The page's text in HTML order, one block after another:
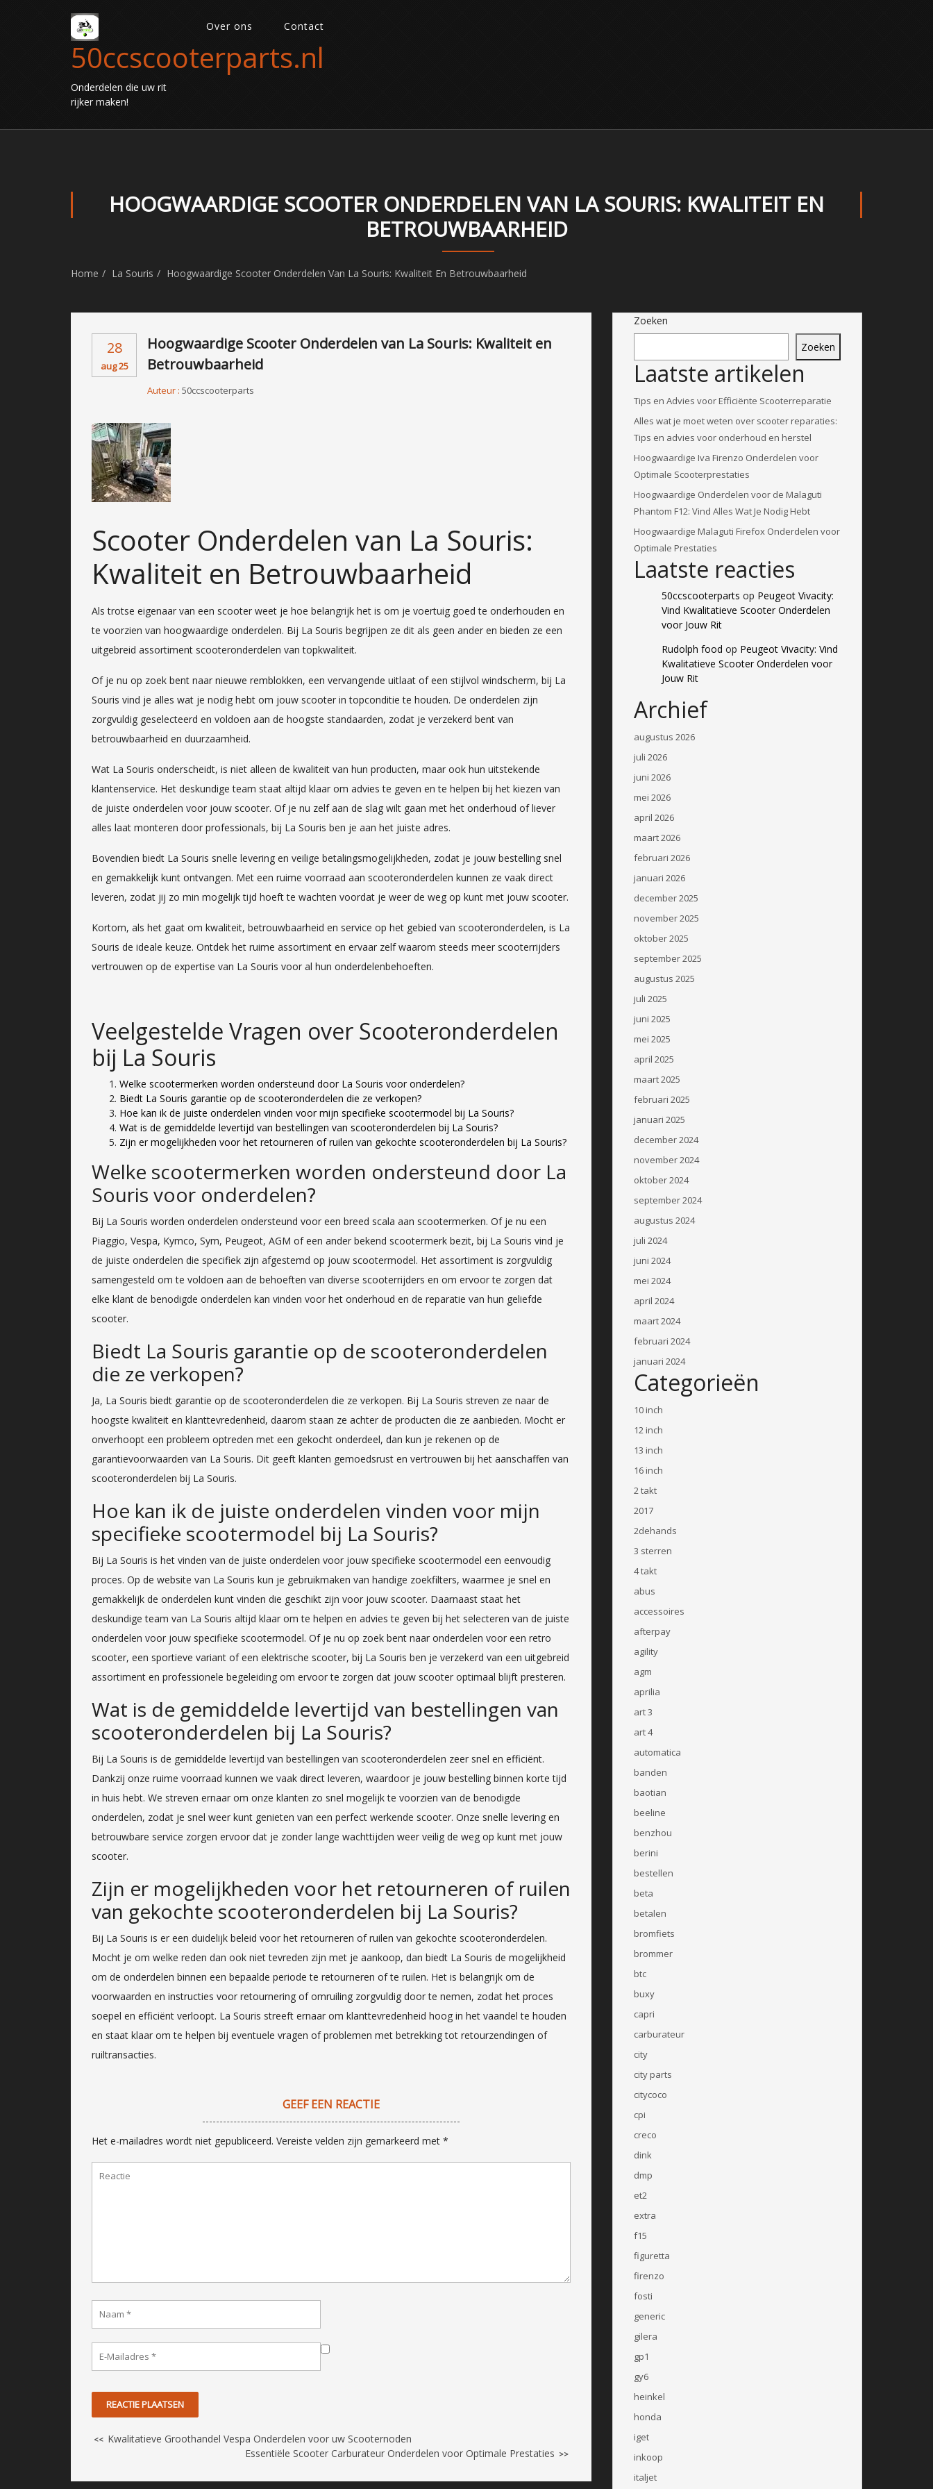
50ccscooterparts.nl
Onderdelen die uw rit
rijker maken!
Over ons Contact
HOOGWAARDIGE SCOOTER ONDERDELEN VAN LA SOURIS: KWALITEIT EN
BETROUWBAARHEID
Home La Souris Hoogwaardige Scooter Onderdelen Van La Souris: Kwaliteit En Betrouwbaarheid
28
aug 25
Hoogwaardige Scooter Onderdelen van La Souris: Kwaliteit en
Betrouwbaarheid
Auteur : 50ccscooterparts
Scooter Onderdelen van La Souris:
Kwaliteit en Betrouwbaarheid
Als trotse eigenaar van een scooter weet je hoe belangrijk het is om je voertuig goed te onderhouden en
te voorzien van hoogwaardige onderdelen. Bij La Souris begrijpen ze dit als geen ander en bieden ze een
uitgebreid assortiment scooteronderdelen van topkwaliteit.
Of je nu op zoek bent naar nieuwe remblokken, een vervangende uitlaat of een stijlvol windscherm, bij La
Souris vind je alles wat je nodig hebt om jouw scooter in topconditie te houden. De onderdelen zijn
zorgvuldig geselecteerd en voldoen aan de hoogste standaarden, zodat je verzekerd bent van
betrouwbaarheid en duurzaamheid.
Wat La Souris onderscheidt, is niet alleen de kwaliteit van hun producten, maar ook hun uitstekende
klantenservice. Het deskundige team staat altijd klaar om advies te geven en te helpen bij het kiezen van
de juiste onderdelen voor jouw scooter. Of je nu zelf aan de slag wilt gaan met het onderhoud of liever
alles laat monteren door professionals, bij La Souris ben je aan het juiste adres.
Bovendien biedt La Souris snelle levering en veilige betalingsmogelijkheden, zodat je jouw bestelling snel
en gemakkelijk kunt ontvangen. Met een ruime voorraad aan scooteronderdelen kunnen ze vaak direct
leveren, zodat jij zo min mogelijk tijd hoeft te wachten voordat je weer de weg op kunt met jouw scooter.
Kortom, als het gaat om kwaliteit, betrouwbaarheid en service op het gebied van scooteronderdelen, is La
Souris de ideale keuze. Ontdek het ruime assortiment en ervaar zelf waarom steeds meer scooterrijders
vertrouwen op de expertise van La Souris voor al hun onderdelenbehoeften.
Veelgestelde Vragen over Scooteronderdelen
bij La Souris
Welke scootermerken worden ondersteund door La Souris voor onderdelen?
Biedt La Souris garantie op de scooteronderdelen die ze verkopen?
Hoe kan ik de juiste onderdelen vinden voor mijn specifieke scootermodel bij La Souris?
Wat is de gemiddelde levertijd van bestellingen van scooteronderdelen bij La Souris?
Zijn er mogelijkheden voor het retourneren of ruilen van gekochte scooteronderdelen bij La Souris?
Welke scootermerken worden ondersteund door La
Souris voor onderdelen?
Bij La Souris worden onderdelen ondersteund voor een breed scala aan scootermerken. Of je nu een
Piaggio, Vespa, Kymco, Sym, Peugeot, AGM of een ander bekend scootermerk bezit, bij La Souris vind je
de juiste onderdelen die specifiek zijn afgestemd op jouw scootermodel. Het assortiment is zorgvuldig
samengesteld om te voldoen aan de behoeften van diverse scooterrijders en om ervoor te zorgen dat
elke klant de benodigde onderdelen kan vinden voor het onderhoud en de reparatie van hun geliefde
scooter.
Biedt La Souris garantie op de scooteronderdelen
die ze verkopen?
Ja, La Souris biedt garantie op de scooteronderdelen die ze verkopen. Bij La Souris streven ze naar de
hoogste kwaliteit en klanttevredenheid, daarom staan ze achter de producten die ze aanbieden. Mocht er
onverhoopt een probleem optreden met een gekocht onderdeel, dan kun je rekenen op de
garantievoorwaarden van La Souris. Dit geeft klanten gemoedsrust en vertrouwen bij het aanschaffen van
scooteronderdelen bij La Souris.
Hoe kan ik de juiste onderdelen vinden voor mijn
specifieke scootermodel bij La Souris?
Bij La Souris is het vinden van de juiste onderdelen voor jouw specifieke scootermodel een eenvoudig
proces. Op de website van La Souris kun je gebruikmaken van handige zoekfilters, waarmee je snel en
gemakkelijk de onderdelen kunt vinden die geschikt zijn voor jouw scooter. Daarnaast staat het
deskundige team van La Souris altijd klaar om te helpen en advies te geven bij het selecteren van de juiste
onderdelen voor jouw specifieke scootermodel. Of je nu op zoek bent naar onderdelen voor een retro
scooter, een sportieve variant of een elektrische scooter, bij La Souris ben je verzekerd van een uitgebreid
assortiment en professionele begeleiding om ervoor te zorgen dat jouw scooter optimaal blijft presteren.
Wat is de gemiddelde levertijd van bestellingen van
scooteronderdelen bij La Souris?
Bij La Souris is de gemiddelde levertijd van bestellingen van scooteronderdelen zeer snel en efficiënt.
Dankzij onze ruime voorraad kunnen we vaak direct leveren, waardoor je jouw bestelling binnen korte tijd
in huis hebt. We streven ernaar om onze klanten zo snel mogelijk te voorzien van de benodigde
onderdelen, zodat je snel weer kunt genieten van een perfect werkende scooter. Onze snelle levering en
betrouwbare service zorgen ervoor dat je zonder lange wachttijden weer veilig de weg op kunt met jouw
scooter.
Zijn er mogelijkheden voor het retourneren of ruilen
van gekochte scooteronderdelen bij La Souris?
Bij La Souris is er een duidelijk beleid voor het retourneren of ruilen van gekochte scooteronderdelen.
Mocht je om welke reden dan ook niet tevreden zijn met je aankoop, dan biedt La Souris de mogelijkheid
om de onderdelen binnen een bepaalde periode te retourneren of te ruilen. Het is belangrijk om de
voorwaarden en instructies voor retournering of omruiling zorgvuldig door te nemen, zodat het proces
soepel en efficiënt verloopt. La Souris streeft ernaar om klanttevredenheid hoog in het vaandel te houden
en staat klaar om te helpen bij eventuele vragen of problemen met betrekking tot retourzendingen of
ruiltransacties.
GEEF EEN REACTIE
Het e-mailadres wordt niet gepubliceerd. Vereiste velden zijn gemarkeerd met *
<< Kwalitatieve Groothandel Vespa Onderdelen voor uw Scooternoden
Essentiële Scooter Carburateur Onderdelen voor Optimale Prestaties >>
Zoeken
Zoeken
Laatste artikelen
Tips en Advies voor Efficiënte Scooterreparatie
Alles wat je moet weten over scooter reparaties:
Tips en advies voor onderhoud en herstel
Hoogwaardige Iva Firenzo Onderdelen voor
Optimale Scooterprestaties
Hoogwaardige Onderdelen voor de Malaguti
Phantom F12: Vind Alles Wat Je Nodig Hebt
Hoogwaardige Malaguti Firefox Onderdelen voor
Optimale Prestaties
Laatste reacties
50ccscooterparts op Peugeot Vivacity:
Vind Kwalitatieve Scooter Onderdelen
voor Jouw Rit
Rudolph food op Peugeot Vivacity: Vind
Kwalitatieve Scooter Onderdelen voor
Jouw Rit
Archief
augustus 2026
juli 2026
juni 2026
mei 2026
april 2026
maart 2026
februari 2026
januari 2026
december 2025
november 2025
oktober 2025
september 2025
augustus 2025
juli 2025
juni 2025
mei 2025
april 2025
maart 2025
februari 2025
januari 2025
december 2024
november 2024
oktober 2024
september 2024
augustus 2024
juli 2024
juni 2024
mei 2024
april 2024
maart 2024
februari 2024
januari 2024
Categorieën
10 inch
12 inch
13 inch
16 inch
2 takt
2017
2dehands
3 sterren
4 takt
abus
accessoires
afterpay
agility
agm
aprilia
art 3
art 4
automatica
banden
baotian
beeline
benzhou
berini
bestellen
beta
betalen
bromfiets
brommer
btc
buxy
capri
carburateur
city
city parts
citycoco
cpi
creco
dink
dmp
et2
extra
f15
figuretta
firenzo
fosti
generic
gilera
gp1
gy6
heinkel
honda
iget
inkoop
italjet